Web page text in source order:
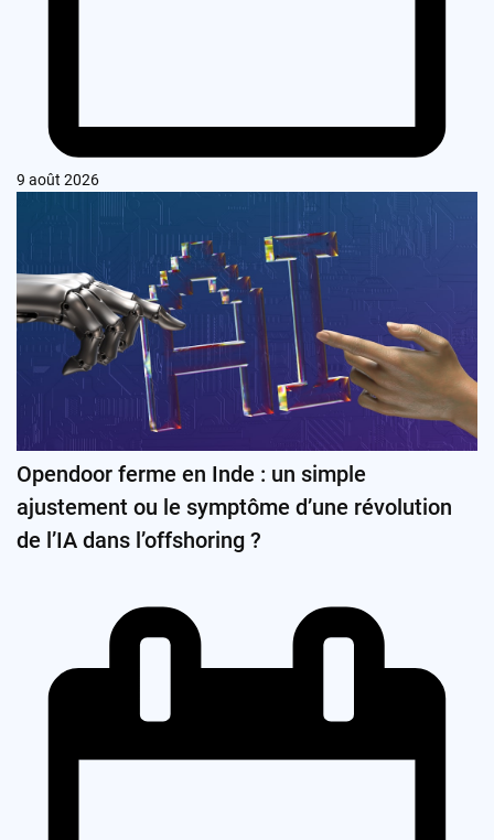
9 août 2026
Opendoor ferme en Inde : un simple
ajustement ou le symptôme d’une révolution
de l’IA dans l’offshoring ?